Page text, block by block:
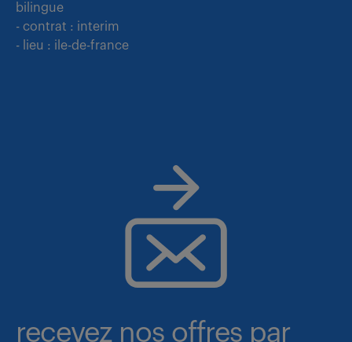
bilingue
- contrat : interim
- lieu : ile-de-france
recevez nos offres par